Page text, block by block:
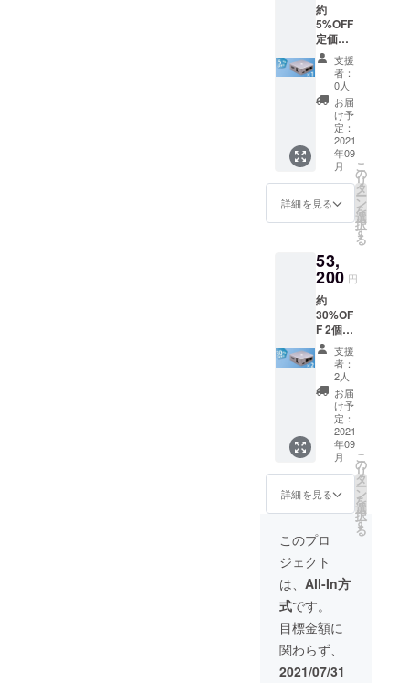
約
5%OFF
定価：
￥38,00
0 セッ
ト内容
本体 ×
１ 電源
ケーブ
ル LAN
ケーブ
ル 保証
書(日本
語) 説明
書(日本
み
支援
者：
0人
お届
け予
定：
2021
年09
月
詳細を見る
こ
の
リ
タ
ー
ン
を
選
択
す
る
53,
200 円
約
30%OF
F 2個
セット
定価：
￥76,00
0 セッ
ト内容
本体 ×1
電源
ケーブ
ル LAN
ケーブ
ル 保証
書(日本
語) 説明
書(日本
語) を2
つお届
け！
税・送
料込み
支援
者：
2人
お届
け予
定：
2021
年09
月
詳細を見る
こ
の
リ
タ
ー
ン
を
選
択
す
る
このプロ
ジェクト
は、 All-In方
式です。
目標金額に
関わらず、
2021/07/31